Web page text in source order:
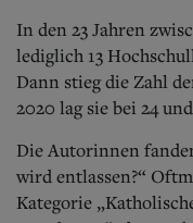
In den 23 Jahren
lediglich 13
Dann stieg die Zahl
2020 lag sie bei 24
Die Autorinnen
wird entlassen?“
Kategorie